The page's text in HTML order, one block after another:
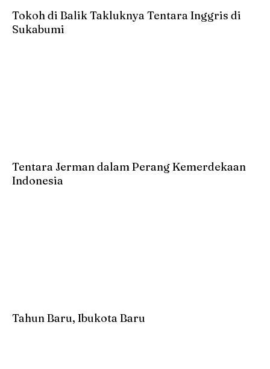
Tokoh di Balik Takluknya Tentara Inggris di
Sukabumi
Tentara Jerman dalam Perang Kemerdekaan
Indonesia
Tahun Baru, Ibukota Baru